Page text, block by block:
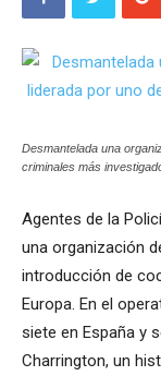
Desmantelada una
criminales más
Agentes de la
una organización
introducción de
Europa. En el
siete en España y
Charrington, un